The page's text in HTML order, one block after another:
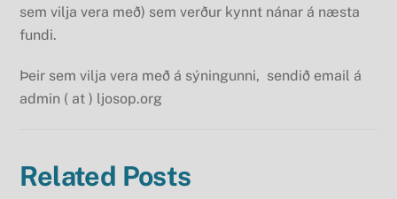
sem vilja vera með) sem verður kynnt nánar á næsta
fundi.
Þeir sem vilja vera með á sýningunni, sendið email á
admin ( at ) ljosop.org
Related Posts